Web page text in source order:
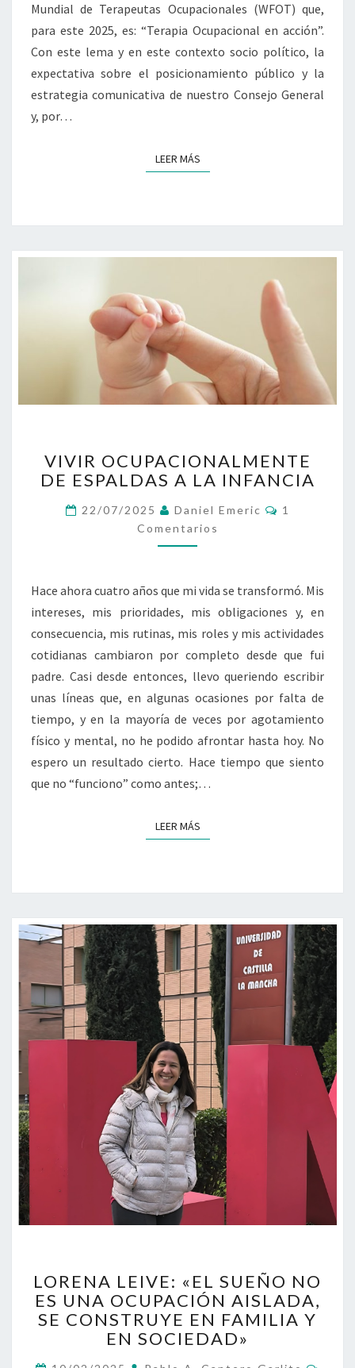
Mundial de Terapeutas Ocupacionales (WFOT) que,
para este 2025, es: “Terapia Ocupacional en acción”.
Con este lema y en este contexto socio político, la
expectativa sobre el posicionamiento público y la
estrategia comunicativa de nuestro Consejo General
y, por…
LEER MÁSLEER MÁS
OCUPACIONALMENTE
DE
A
LA
INFANCIA
VIVIR OCUPACIONALMENTE
DE ESPALDAS A LA INFANCIA
22/07/2025 Daniel Emeric
1
Comentarios
Hace ahora cuatro años que mi vida se transformó. Mis
intereses, mis prioridades, mis obligaciones y, en
consecuencia, mis rutinas, mis roles y mis actividades
cotidianas cambiaron por completo desde que fui
padre. Casi desde entonces, llevo queriendo escribir
unas líneas que, en algunas ocasiones por falta de
tiempo, y en la mayoría de veces por agotamiento
físico y mental, no he podido afrontar hasta hoy. No
espero un resultado cierto. Hace tiempo que siento
que no “funciono” como antes;…
LEER MÁSLEER MÁS
LEIVE:
«EL
SUEÑO
NO
LORENA LEIVE: «EL SUEÑO NO
ES UNA OCUPACIÓN AISLADA,
SE CONSTRUYE EN FAMILIA Y
EN SOCIEDAD»